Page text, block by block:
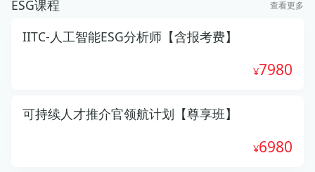
ESG课程 查看更多
IITC-人工智能ESG分析师【含报考费】
7980
可持续人才推介官领航计划【尊享班】
6980